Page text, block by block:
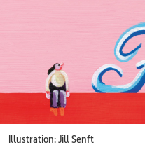
Illustration: Jill Senft